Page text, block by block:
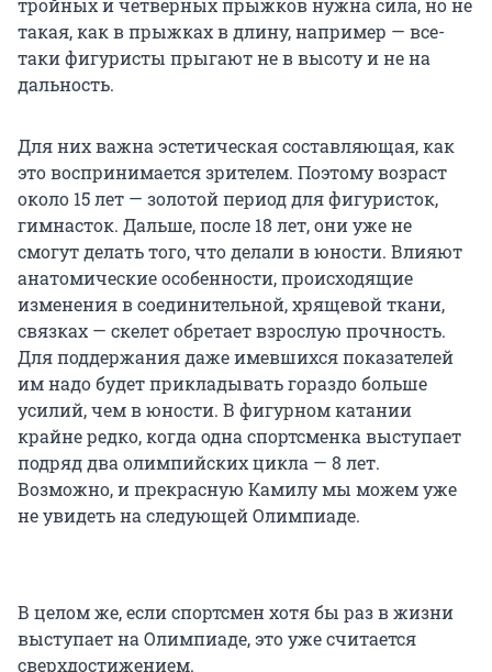
тройных и четверных прыжков нужна сила, но не
такая, как в прыжках в длину, например — все-
таки фигуристы прыгают не в высоту и не на
дальность.
Для них важна эстетическая составляющая, как
это воспринимается зрителем. Поэтому возраст
около 15 лет — золотой период для фигуристок,
гимнасток. Дальше, после 18 лет, они уже не
смогут делать того, что делали в юности. Влияют
анатомические особенности, происходящие
изменения в соединительной, хрящевой ткани,
связках — скелет обретает взрослую прочность.
Для поддержания даже имевшихся показателей
им надо будет прикладывать гораздо больше
усилий, чем в юности. В фигурном катании
крайне редко, когда одна спортсменка выступает
подряд два олимпийских цикла — 8 лет.
Возможно, и прекрасную Камилу мы можем уже
не увидеть на следующей Олимпиаде.
В целом же, если спортсмен хотя бы раз в жизни
выступает на Олимпиаде, это уже считается
сверхдостижением.